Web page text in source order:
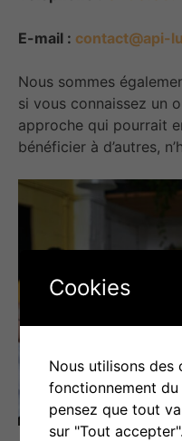
E-mail : contact@api-
Nous sommes
si vous connaissez un
approche qui pourrait
bénéficier à d’autres,
Cookies
Nous utilisons des
fonctionnement
pensez que tout
sur "Tout